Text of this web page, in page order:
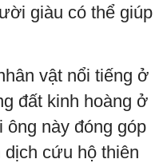
giàu có thể giúp
vật nổi tiếng ở
đất kinh hoàng ở
ông này đóng góp
dịch cứu hộ thiên